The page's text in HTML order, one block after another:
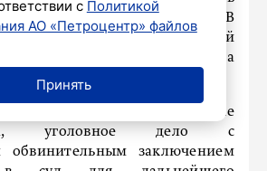
по голове потерпевшего. В
действий потерпевший
повреждения и скончался на
органы собрали достаточные
уголовное дело с
обвинительным заключением
с Политикой
АО «Петроцентр» файлов
Принять